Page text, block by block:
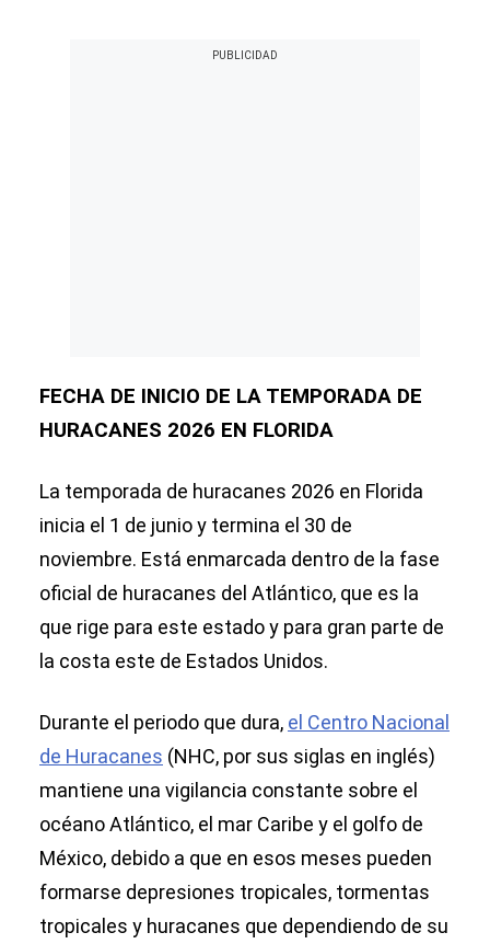
FECHA DE INICIO DE LA TEMPORADA DE
HURACANES 2026 EN FLORIDA
La temporada de huracanes 2026 en Florida
inicia el 1 de junio y termina el 30 de
noviembre. Está enmarcada dentro de la fase
oficial de huracanes del Atlántico, que es la
que rige para este estado y para gran parte de
la costa este de Estados Unidos.
Durante el periodo que dura, el Centro Nacional
de Huracanes (NHC, por sus siglas en inglés)
mantiene una vigilancia constante sobre el
océano Atlántico, el mar Caribe y el golfo de
México, debido a que en esos meses pueden
formarse depresiones tropicales, tormentas
tropicales y huracanes que dependiendo de su